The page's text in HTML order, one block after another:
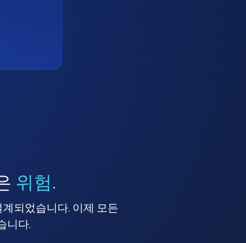
위험.
되었습니다. 이제 모든
니다.